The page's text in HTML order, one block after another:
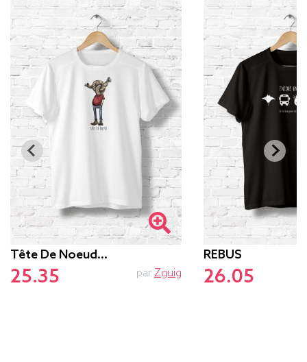
Tête De Noeud…
25.35 par Zguig
REBUS
26.05